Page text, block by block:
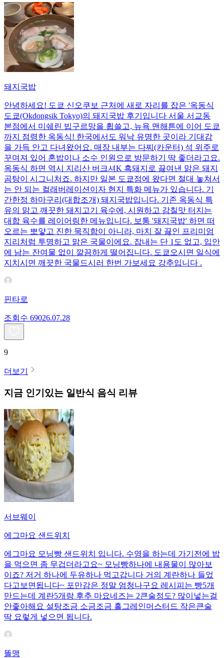
돼지국밥
안녕하세요! 도쿄 신오쿠보 근처에 새로 자리를 잡은 '옥동식
도쿄(Okdongsik Tokyo)의 돼지국밥 후기입니다 서울 서교동
본점에서 미쉐린 빕구르망을 휩쓸고, 뉴욕 맨해튼에 이어 도쿄
까지 점령한 옥동식! 한국에서도 워낙 유명한 곳이라 기대감
을 가득 안고 다녀왔어요. 매장 내부는 다찌(카운터) 석 위주로
꾸며져 있어 혼밥이나 소수 인원으로 방문하기 딱 좋더라고요.
옥동식 하면 역시 지리산 버크셔K 흑돼지로 끓여낸 맑은 돼지
곰탕이 시그니처죠. 하지만 일본 도쿄점에 왔다면 절대 놓쳐서
는 안 되는 컬래버레이션이자 현지 특화 메뉴가 있습니다. 기
간한정 하마구리(대합조개) 돼지국밥입니다. 기존 옥동식 특
유의 맑고 깨끗한 돼지고기 육수에, 시원하고 감칠맛 터지는
대합 육수를 레이어링한 메뉴입니다. 보통 '돼지국밥' 하면 떠
오르는 뽀얗고 진한 묵직함이 아니라, 마치 잘 끓인 프리미엄
지리처럼 투명하고 맑은 국물이에요. 잡내는 단 1도 없고, 입안
에 남는 잔여물 없이 깔끔하게 떨어집니다. 도쿄오시면 일식에
지치시면 깨끗한 국물드시러 한번 가보세요 강추입니다 .
핀타로
조회수 69026.07.28
9
더보기
지금 인기있는 일반식 음식 리뷰
서브웨이
에그마요 샌드위치
에그마요 모닝빵 샌드위치 입니다. 수영을 하는데 가기전에 밥
을 먹으면 좀 무겁더라고요~ 모닝빵하나에 내용물이 많아보
이죠? 저거 하나에 두유하나 먹고갑니다 거의 계란하나 들었
다고보면됩니다~ 포만감은 정말 엄청나구요 레시피는 빵5개
만드는데 계란5개랑 후추 마요네즈는 2큰술정도? 많이넣는걸
안좋아해요 설탕조금 소금조금 홀그레인머스터드 작은큰술
딱 요렇게 넣으면 됩니다.
똘맹